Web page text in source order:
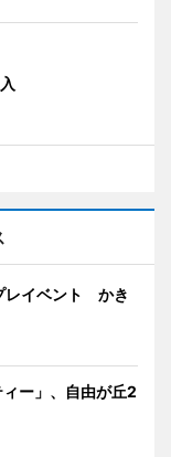
レイベント かき
ー」、自由が丘2